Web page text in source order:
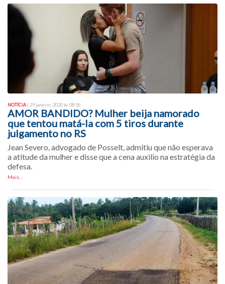
NOTÍCIA| 29 janeiro, 2020 às 08:56
AMOR BANDIDO? Mulher beija namorado
que tentou matá-la com 5 tiros durante
julgamento no RS
Jean Severo, advogado de Posselt, admitiu que não esperava
a atitude da mulher e disse que a cena auxilio na estratégia da
defesa.
Mais…